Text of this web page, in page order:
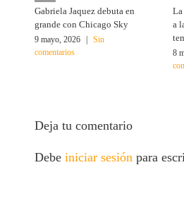
Gabriela Jaquez debuta en
grande con Chicago Sky
9 mayo, 2026
Sin
comentarios
a
8
Deja tu comentario
Debeiniciar sesiónpara